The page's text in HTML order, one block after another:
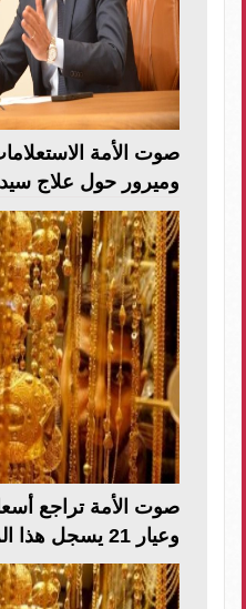
صوت الأمة
وميرور حول علاج
صوت الأمة تراجع
وعيار 21 يسجل هذا الرقم